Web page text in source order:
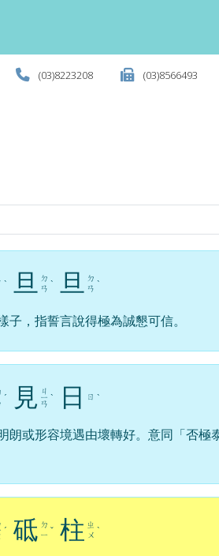
民小學全球
(03)8223208 (03)8566493
ˋ 旦 ㄉ
ㄢ ˋ 旦 ㄉ
ㄢ ˋ
子，指誓言說得極為誠懇可信。
ˊ 見 ㄐ
ㄧ
ㄢ
ˋ 日 ㄖ ˋ
朗或形容境遇由壞轉好。意同「否極
ˊ 砥 ㄉ
ㄧ ˇ 柱 ㄓ
ㄨ ˋ